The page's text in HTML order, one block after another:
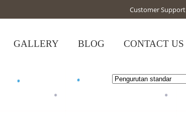
Customer Support
GALLERY BLOG CONTACT US